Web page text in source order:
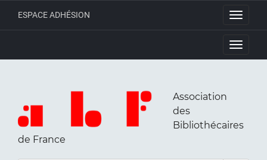
Toggle
ESPACE ADHÉSION
Toggle
Association
des
Bibliothécaires
de France